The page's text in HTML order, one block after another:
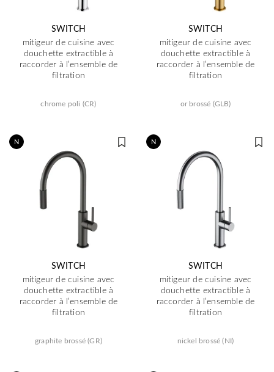
SWITCH
mitigeur de cuisine avec
douchette extractible à
raccorder à l’ensemble de
filtration
chrome poli (CR)
SWITCH
mitigeur de cuisine avec
douchette extractible à
raccorder à l’ensemble de
filtration
or brossé (GLB)
N
SWITCH
mitigeur de cuisine avec
douchette extractible à
raccorder à l’ensemble de
filtration
graphite brossé (GR)
N
SWITCH
mitigeur de cuisine avec
douchette extractible à
raccorder à l’ensemble de
filtration
nickel brossé (NI)